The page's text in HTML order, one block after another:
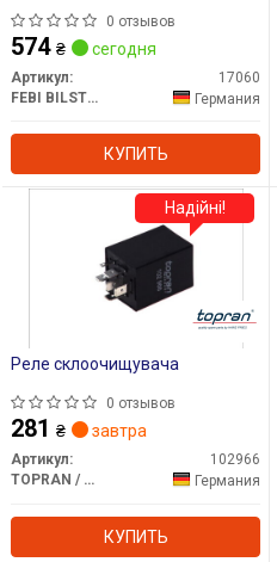
0 отзывов
574 ₴ сегодня
Артикул:
17060
FEBI BILSTEIN
Германия
КУПИТЬ
Реле склоочищувача
0 отзывов
281 ₴ завтра
Артикул:
102966
TOPRAN / HANS PRIES
Германия
КУПИТЬ
Надійні!